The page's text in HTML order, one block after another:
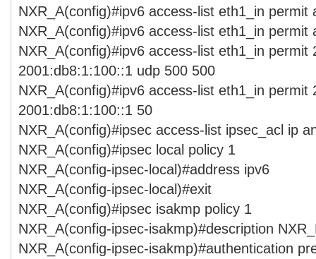
NXR_A(config)#ipv6 access-list eth1_in permit
NXR_A(config)#ipv6 access-list eth1_in permit
NXR_A(config)#ipv6 access-list eth1_in permit
2001:db8:1:100::1 udp 500 500
NXR_A(config)#ipv6 access-list eth1_in permit
2001:db8:1:100::1 50
NXR_A(config)#ipsec access-list ipsec_acl ip
NXR_A(config)#ipsec local policy 1
NXR_A(config-ipsec-local)#address ipv6
NXR_A(config-ipsec-local)#exit
NXR_A(config)#ipsec isakmp policy 1
NXR_A(config-ipsec-isakmp)#description
NXR_A(config-ipsec-isakmp)#authentication